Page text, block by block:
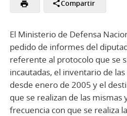
Compartir
El Ministerio de Defensa
pedido de informes del
referente al protocolo que se
incautadas, el inventario de
desde enero de 2005 y el
que se realizan de las mismas
frecuencia con que se realiza